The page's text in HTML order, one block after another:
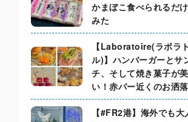
かまぼこ食べられるだ
みた
【Laboratoire(ラボラ
ル)】ハンバーガーとサ
チ、そして焼き菓子が
い！赤パー近くのお洒
【#FR2港】海外でも大